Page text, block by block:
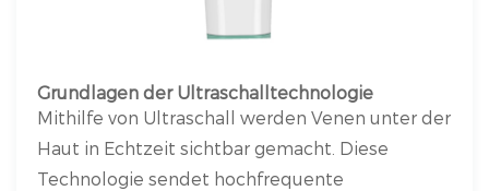
Grundlagen der Ultraschalltechnologie
Mithilfe von Ultraschall werden Venen unter der
Haut in Echtzeit sichtbar gemacht. Diese
Technologie sendet hochfrequente